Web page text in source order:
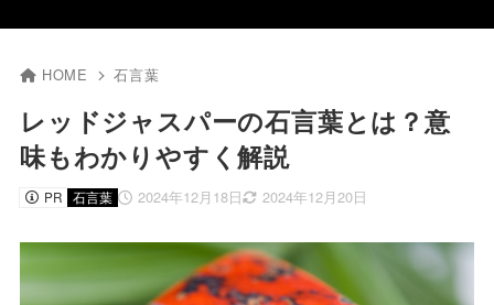
HOME 石言葉
レッドジャスパーの石言葉とは？意
味もわかりやすく解説
PR 2024年12月18日 2024年12月20日
石言葉